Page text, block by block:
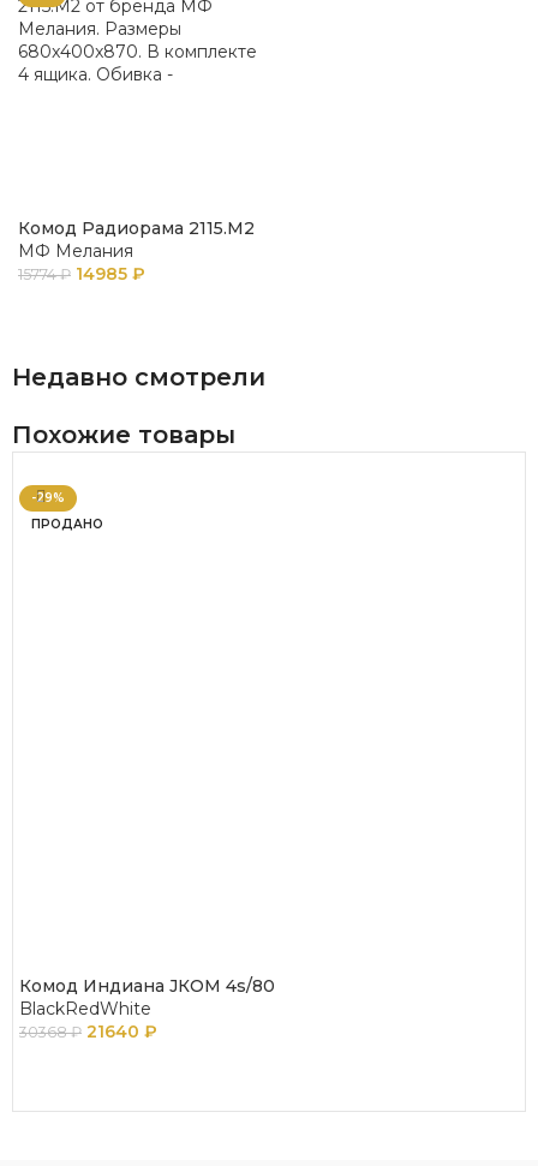
Комод Радиорама 2115.М2
МФ Мелания
15774₽ 14985 ₽
Недавно смотрели
Похожие товары
-29%
ПРОДАНО
Комод Индиана JКОМ 4s/80
BlackRedWhite
30368₽ 21640 ₽